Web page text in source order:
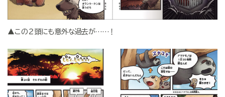
▲この２頭にも意外な過去が……！